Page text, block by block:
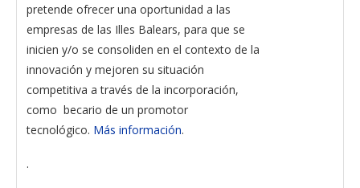
pretende ofrecer una oportunidad a las
empresas de las Illes Balears, para que se
inicien y/o se consoliden en el contexto de la
innovación y mejoren su situación
competitiva a través de la incorporación,
como becario de un promotor
tecnológico. Más información.
.